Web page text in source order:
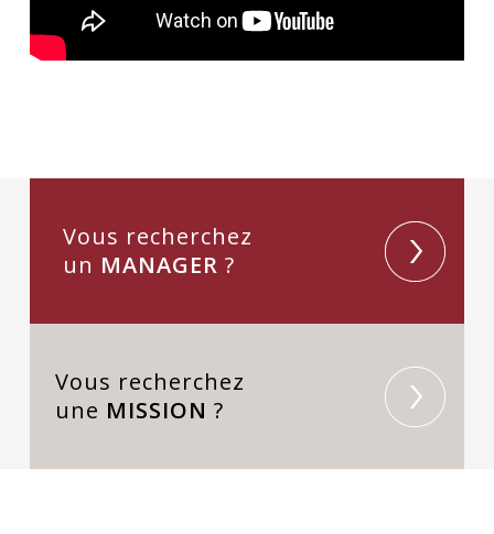
Vous recherchez
un MANAGER ?
Vous recherchez
une MISSION ?